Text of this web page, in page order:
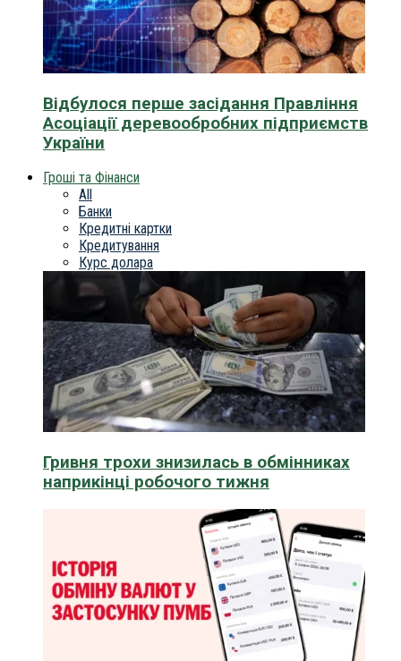
Відбулося перше засідання Правління
Асоціації деревообробних підприємств
України
Гроші та Фінанси
All
Банки
Кредитні картки
Кредитування
Курс долара
Гривня трохи знизилась в обмінниках
наприкінці робочого тижня